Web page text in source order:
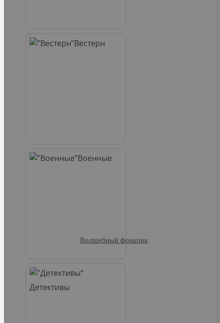
Вестерн
Военные
Детективы
Волшебный фонарик